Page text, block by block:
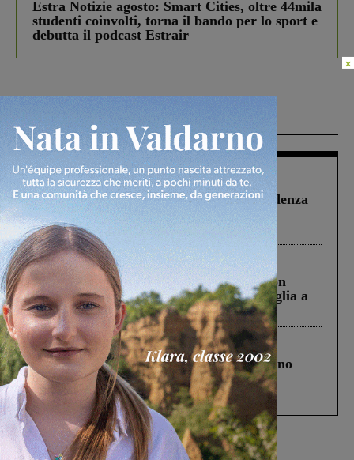
Estra Notizie agosto: Smart Cities, oltre 44mila
studenti coinvolti, torna il bando per lo sport e
debutta il podcast Estrair
Più lette
Figline Incisa Valdarno 1 Agosto 2026
Piscina di Figline finanziata oltre la scadenza
Pnrr, il gruppo di Fratelli d’Italia: “Un
ringraziamento al Governo”
Cronaca 3 Agosto 2026
Scomparso da una struttura di Castiglion
Fiorentino l’uomo che aveva ucciso la figlia a
Levane nel 2020
Cronaca 4 Agosto 2026
Un anno fa la strage in A1 in cui morirono
Gianni, Giulia e Franco. Lo schianto, il
processo, lo stop ai sorpassi fra tir....
×